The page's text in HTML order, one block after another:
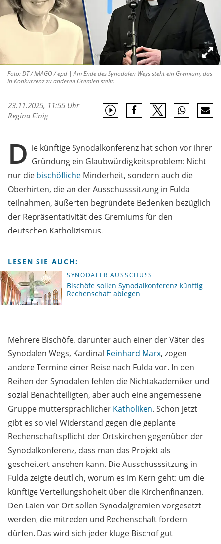
Foto: DT / IMAGO / epd | Am Ende des Synodalen Wegs steht ein Gremium, das
in Konkurrenz zu anderen Gremien steht.
23.11.2025, 11:55 Uhr
Regina Einig
D ie künftige Synodalkonferenz hat schon vor ihrer
Gründung ein Glaubwürdigkeitsproblem: Nicht
nur die bischöfliche Minderheit, sondern auch die
Oberhirten, die an der Ausschusssitzung in Fulda
teilnahmen, äußerten begründete Bedenken bezüglich
der Repräsentativität des Gremiums für den
deutschen Katholizismus.
LESEN SIE AUCH:
SYNODALER AUSSCHUSS
Bischöfe sollen Synodalkonferenz künftig
Rechenschaft ablegen
Mehrere Bischöfe, darunter auch einer der Väter des
Synodalen Wegs, Kardinal Reinhard Marx, zogen
andere Termine einer Reise nach Fulda vor. In den
Reihen der Synodalen fehlen die Nichtakademiker und
sozial Benachteiligten, aber auch eine angemessene
Gruppe muttersprachlicher Katholiken. Schon jetzt
gibt es so viel Widerstand gegen die geplante
Rechenschaftspflicht der Ortskirchen gegenüber der
Synodalkonferenz, dass man das Projekt als
gescheitert ansehen kann. Die Ausschusssitzung in
Fulda zeigte deutlich, worum es im Kern geht: um die
künftige Verteilungshoheit über die Kirchenfinanzen.
Den Laien vor Ort sollen Synodalgremien vorgesetzt
werden, die mitreden und Rechenschaft fordern
dürfen. Das wird sich jeder kluge Bischof gut